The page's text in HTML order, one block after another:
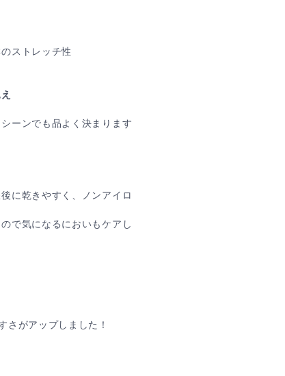
ストレッチ性
ーンでも品よく決まります
に乾きやすく、ノンアイロ
で気になるにおいもケアし
さがアップしました！